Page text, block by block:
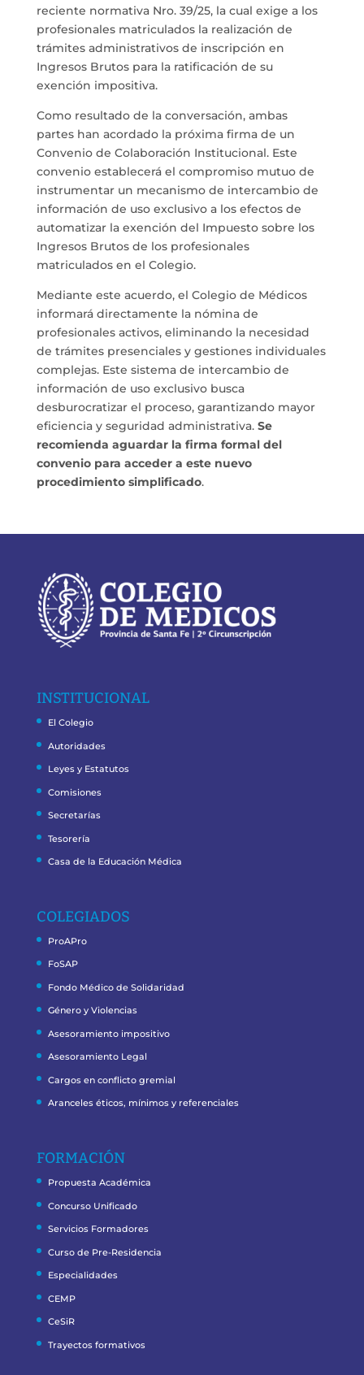
reciente normativa Nro. 39/25, la cual exige a los
profesionales matriculados la realización de
trámites administrativos de inscripción en
Ingresos Brutos para la ratificación de su
exención impositiva.
Como resultado de la conversación, ambas
partes han acordado la próxima firma de un
Convenio de Colaboración Institucional. Este
convenio establecerá el compromiso mutuo de
instrumentar un mecanismo de intercambio de
información de uso exclusivo a los efectos de
automatizar la exención del Impuesto sobre los
Ingresos Brutos de los profesionales
matriculados en el Colegio.
Mediante este acuerdo, el Colegio de Médicos
informará directamente la nómina de
profesionales activos, eliminando la necesidad
de trámites presenciales y gestiones individuales
complejas. Este sistema de intercambio de
información de uso exclusivo busca
desburocratizar el proceso, garantizando mayor
eficiencia y seguridad administrativa. Se
recomienda aguardar la firma formal del
convenio para acceder a este nuevo
procedimiento simplificado.
INSTITUCIONAL
El Colegio
Autoridades
Leyes y Estatutos
Comisiones
Secretarías
Tesorería
Casa de la Educación Médica
COLEGIADOS
ProAPro
FoSAP
Fondo Médico de Solidaridad
Género y Violencias
Asesoramiento impositivo
Asesoramiento Legal
Cargos en conflicto gremial
Aranceles éticos, mínimos y referenciales
FORMACIÓN
Propuesta Académica
Concurso Unificado
Servicios Formadores
Curso de Pre-Residencia
Especialidades
CEMP
CeSiR
Trayectos formativos